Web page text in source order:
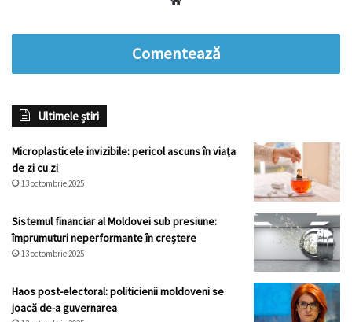
Comentează
Ultimele știri
Microplasticele invizibile: pericol ascuns în viața
de zi cu zi
13 octombrie 2025
Sistemul financiar al Moldovei sub presiune:
împrumuturi neperformante în creștere
13 octombrie 2025
Haos post-electoral: politicienii moldoveni se
joacă de-a guvernarea